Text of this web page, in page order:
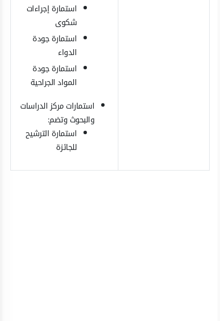
استمارة إجراءات
شكوى
استمارة جودة
الدواء
استمارة جودة
المواد الجراحية
استمارات مركز الدراسات
والبحوث وتضم:
استمارة الترشيح
للجائزة